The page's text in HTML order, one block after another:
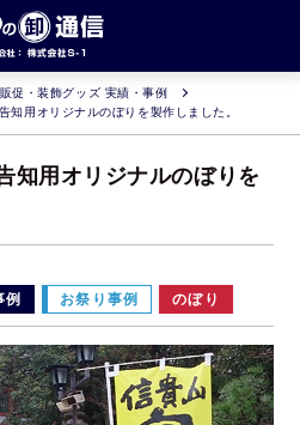
販促・装飾グッズ 実績・事例
知用オリジナルのぼりを製作しました。
知用オリジナルのぼりを
お祭り事例 のぼり